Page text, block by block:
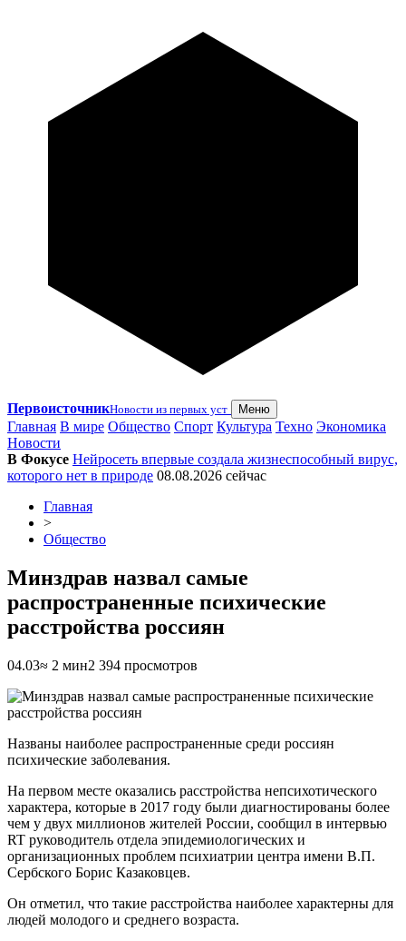
ПервоисточникНовости из первых уст Меню
Главная В мире Общество Спорт Культура Техно Экономика
Новости
В Фокусе Нейросеть впервые создала жизнеспособный вирус,
которого нет в природе 08.08.2026 сейчас
Главная
>
Общество
Минздрав назвал самые
распространенные психические
расстройства россиян
04.03≈ 2 мин2 394 просмотров
Названы наиболее распространенные среди россиян
психические заболевания.
На первом месте оказались расстройства непсихотического
характера, которые в 2017 году были диагностированы более
чем у двух миллионов жителей России, сообщил в интервью
RT руководитель отдела эпидемиологических и
организационных проблем психиатрии центра имени В.П.
Сербского Борис Казаковцев.
Он отметил, что такие расстройства наиболее характерны для
людей молодого и среднего возраста.